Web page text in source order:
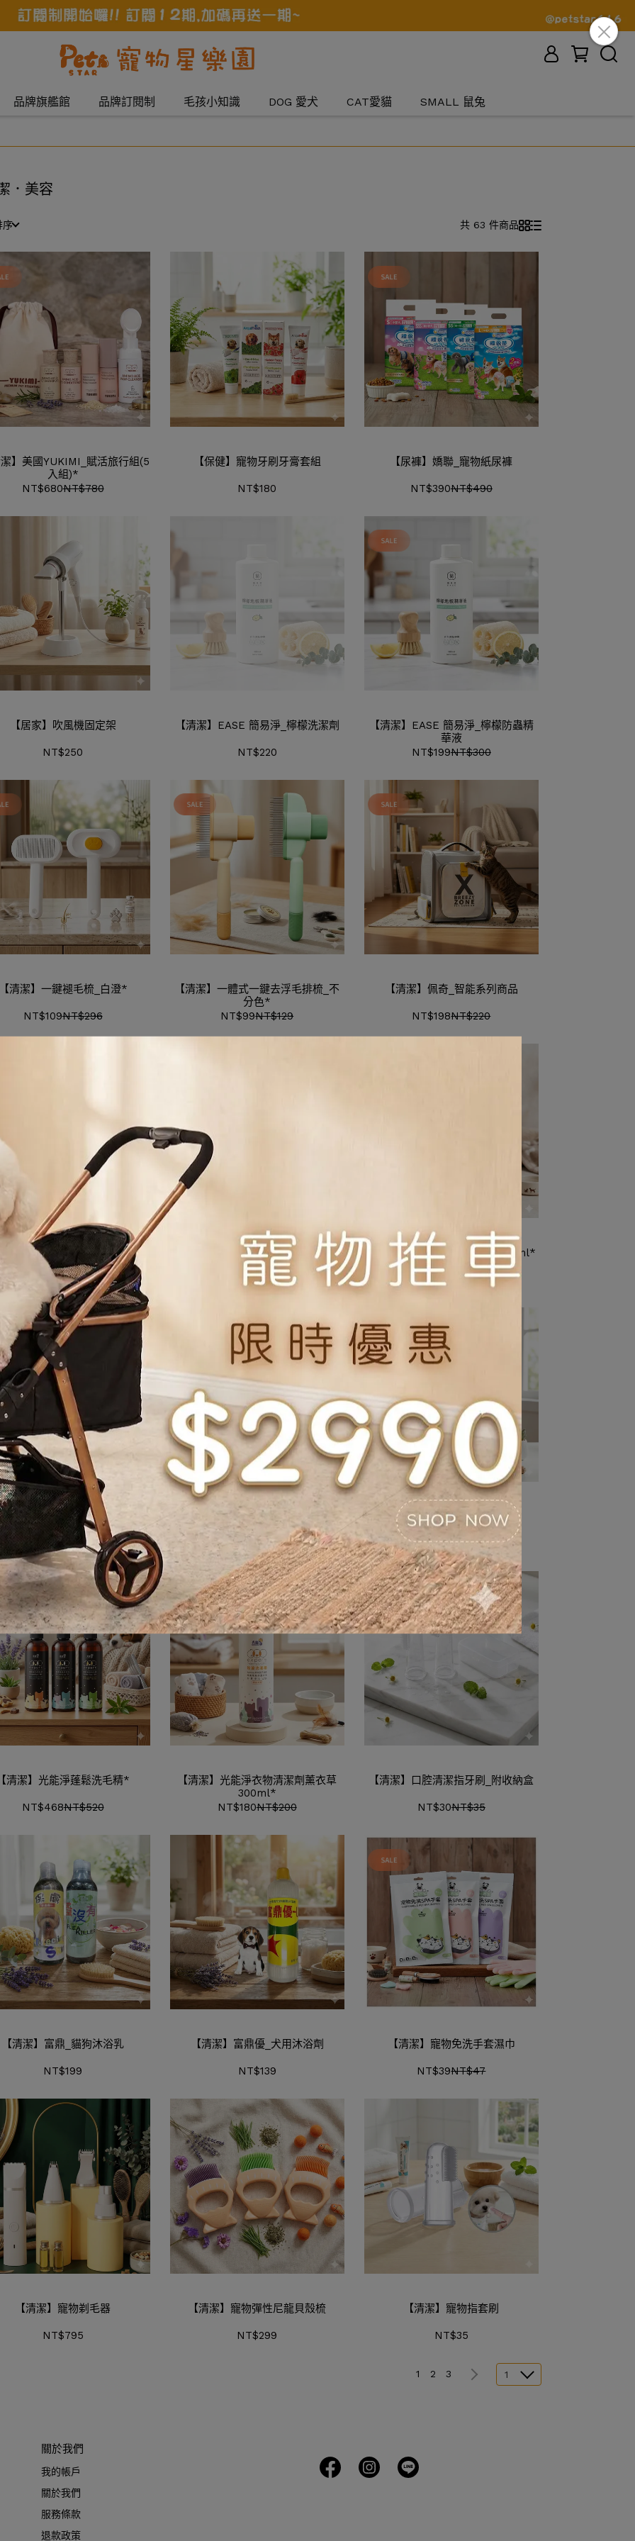
品牌旗艦館 品牌訂閱制 毛孩小知識 DOG 愛犬 CAT愛貓 SMALL 鼠兔
．美容
序 共 63 件商品
】美國YUKIMI_賦活旅行組(5
入組)*
NT$680NT$780
【保健】寵物牙刷牙膏套組
NT$180
【尿褲】嬌聯_寵物紙尿褲
NT$390NT$490
【居家】吹風機固定架
NT$250
【清潔】EASE 簡易淨_檸檬洗潔劑
NT$220
【清潔】EASE 簡易淨_檸檬防蟲精
華液
NT$199NT$300
清潔】一鍵褪毛梳_白澄*
NT$109NT$296
【清潔】一體式一鍵去浮毛排梳_不
分色*
NT$99NT$129
【清潔】佩奇_智能系列商品
NT$198NT$220
潔】光能淨去味液300ml*
NT$405NT$450
【清潔】光能淨地板專用清潔劑
1000ml*
NT$540NT$600
【清潔】光能淨寵物洗衣精1100ml*
NT$270 NT$299
清潔】光能淨寵食器洗滌劑
300ml*
NT$225 NT$250
【清潔】光能淨潔耳防護液原味
120ml*
NT$261
NT$290
【清潔】光能淨環淨瞬間噴劑
450ml*
NT$315NT$350
清潔】光能淨蓬鬆洗毛精*
NT$468NT$520
【清潔】光能淨衣物清潔劑薰衣草
300ml*
NT$180NT$200
【清潔】口腔清潔指牙刷_附收納盒
NT$30NT$35
【清潔】富鼎_貓狗沐浴乳
NT$199
【清潔】富鼎優_犬用沐浴劑
NT$139
【清潔】寵物免洗手套濕巾
NT$39NT$47
【清潔】寵物剃毛器
NT$795
【清潔】寵物彈性尼龍貝殼梳
NT$299
【清潔】寵物指套刷
NT$35
1 2 3 1
關於我們
我的帳戶
關於我們
服務條款
退款政策